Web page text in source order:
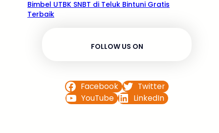
Bimbel UTBK SNBT di Teluk Bintuni Gratis
Terbaik
FOLLOW US ON
Facebook
Twitter
YouTube
LinkedIn